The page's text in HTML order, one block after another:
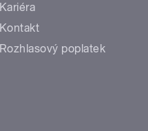
Kariéra
Kontakt
Rozhlasový poplatek